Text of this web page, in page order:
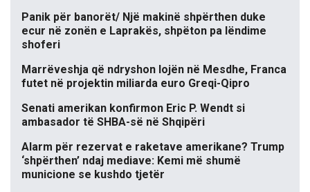
Panik për banorët/ Një makinë shpërthen duke
ecur në zonën e Laprakës, shpëton pa lëndime
shoferi
Marrëveshja që ndryshon lojën në Mesdhe, Franca
futet në projektin miliarda euro Greqi-Qipro
Senati amerikan konfirmon Eric P. Wendt si
ambasador të SHBA-së në Shqipëri
Alarm për rezervat e raketave amerikane? Trump
‘shpërthen’ ndaj mediave: Kemi më shumë
municione se kushdo tjetër